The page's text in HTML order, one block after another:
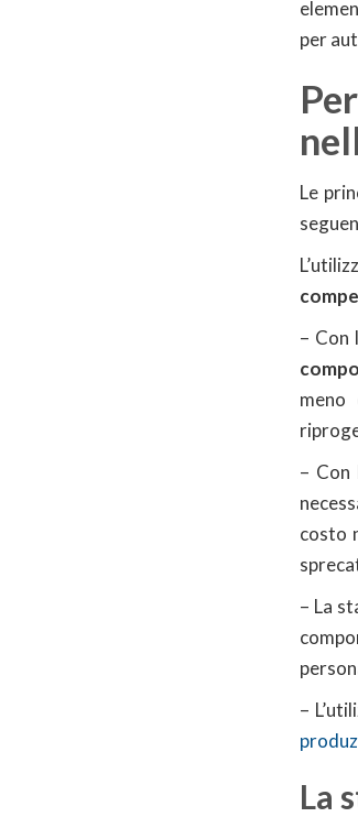
per
Le
– Con
meno
– Con
costo
– La
–
La